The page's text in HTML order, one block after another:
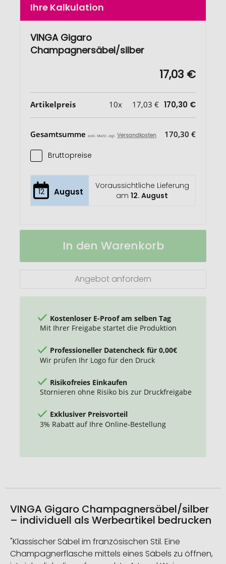
Ihre Kalkulation
VINGA Gigaro
Champagnersäbel/silber
17,03 €
Artikelpreis 10x 17,03 € 170,30 €
Gesamtsumme exkl. MwSt. zzgl. Versandkosten 170,30 €
Bruttopreise
12 August
Voraussichtliche Lieferung
am12. August
VINGA
Auf
In den Warenkorb
Angebot anfordern
Kostenloser E-Proof am selben Tag
Mit Ihrer Freigabe startet die Produktion
Professioneller Datencheck für 0,00€
Wir prüfen Ihr Logo für den Druck
Risikofreies Einkaufen
Stornieren ohne Risiko bis zur Druckfreigabe
Exklusiver Preisvorteil
3% Rabatt auf Ihre Online-Bestellung
VINGA Gigaro Champagnersäbel/silber
– individuell als Werbeartikel bedrucken
"Klassischer Säbel im französischen Stil. Eine
Champagnerflasche mittels eines Säbels zu öffnen,